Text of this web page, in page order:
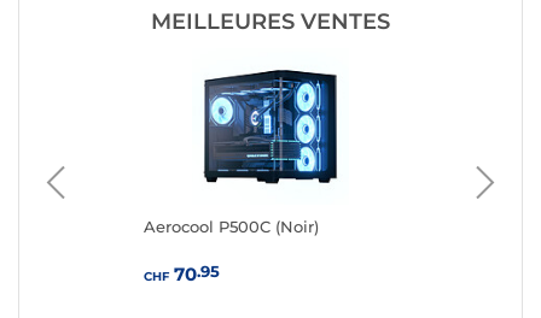
MEILLEURES VENTES
Aerocool P500C (Noir)
CHF70.95